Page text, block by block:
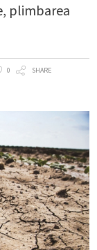
plimbarea
0 SHARE